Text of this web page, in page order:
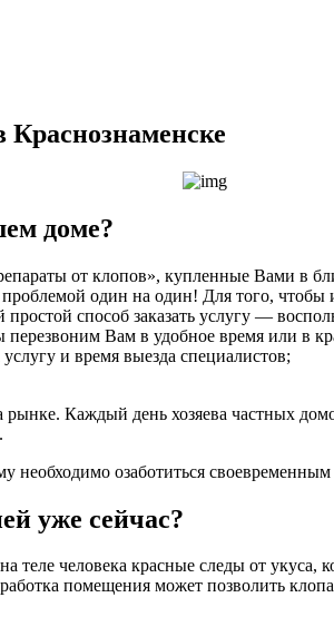
доме?
от клопов», купленные Вами в
один на один! Для того, чтобы
способ заказать услугу —
перезвоним Вам в удобное время или в
и время выезда специалистов;
Каждый день хозяева частных
озаботиться
уже сейчас?
человека красные следы от
помещения может позволить